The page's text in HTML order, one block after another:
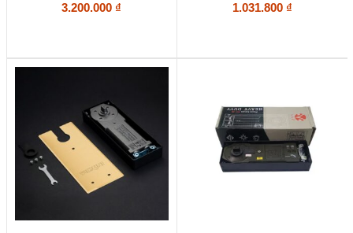
3.200.000 ₫ 1.031.800 ₫